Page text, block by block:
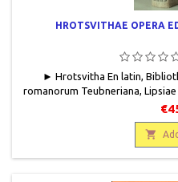
HROTSVITHAE OPERA
► Hrotsvitha En latin,
romanorum Teubneriana, Lipsiae
X 18, VII + 272 pages, relié,
Plats marbrés bruns.
Bibliothèque de
